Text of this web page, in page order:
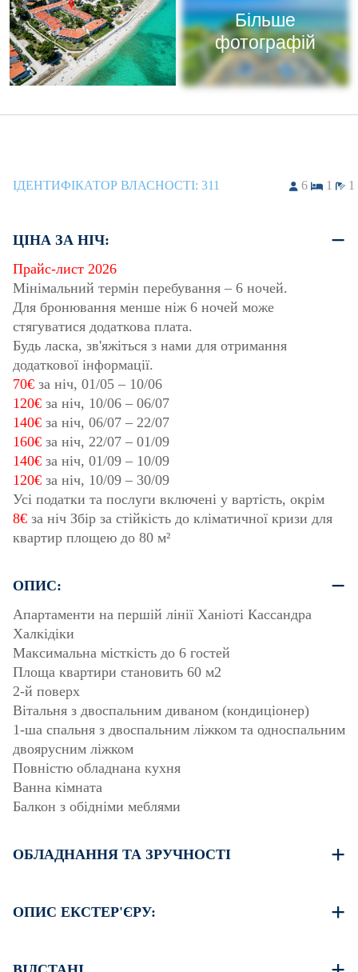
Більше
фотографій
ІДЕНТИФІКАТОР ВЛАСНОСТІ: 311 6 1 1
ЦІНА ЗА НІЧ:
Прайс-лист 2026
Мінімальний термін перебування – 6 ночей.
Для бронювання менше ніж 6 ночей може
стягуватися додаткова плата.
Будь ласка, зв'яжіться з нами для отримання
додаткової інформації.
70€ за ніч, 01/05 – 10/06
120€ за ніч, 10/06 – 06/07
140€ за ніч, 06/07 – 22/07
160€ за ніч, 22/07 – 01/09
140€ за ніч, 01/09 – 10/09
120€ за ніч, 10/09 – 30/09
Усі податки та послуги включені у вартість, окрім
8€ за ніч Збір за стійкість до кліматичної кризи для
квартир площею до 80 м²
ОПИС:
Апартаменти на першій лінії Ханіоті Кассандра
Халкідіки
Максимальна місткість до 6 гостей
Площа квартири становить 60 м2
2-й поверх
Вітальня з двоспальним диваном (кондиціонер)
1-ша спальня з двоспальним ліжком та односпальним
двоярусним ліжком
Повністю обладнана кухня
Ванна кімната
Балкон з обідніми меблями
ОБЛАДНАННЯ ТА ЗРУЧНОСТІ
Бездротовий Wi-Fi
ОПИС ЕКСТЕР'ЄРУ: